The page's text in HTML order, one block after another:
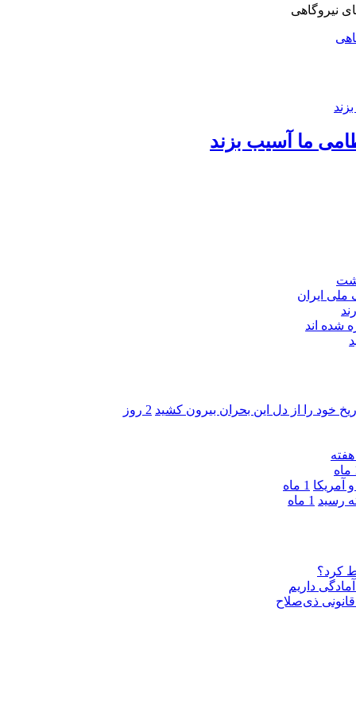
ما آسیب بزند
شده اند
خود را از دل این بحران بیرون کشید 2 روز
آمریکا 1 ماه
1 ماه
کرد؟
داریم
قانونی ذی‌‏صلاح